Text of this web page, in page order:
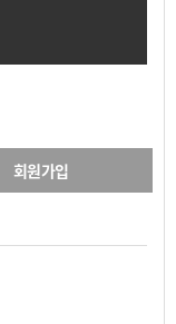
회원가입